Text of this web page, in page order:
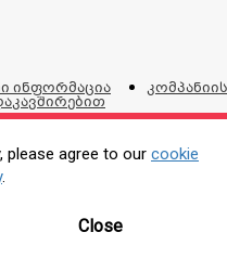
ინფორმაცია
და
ონლაინ
please agree to our cookie
.
Close